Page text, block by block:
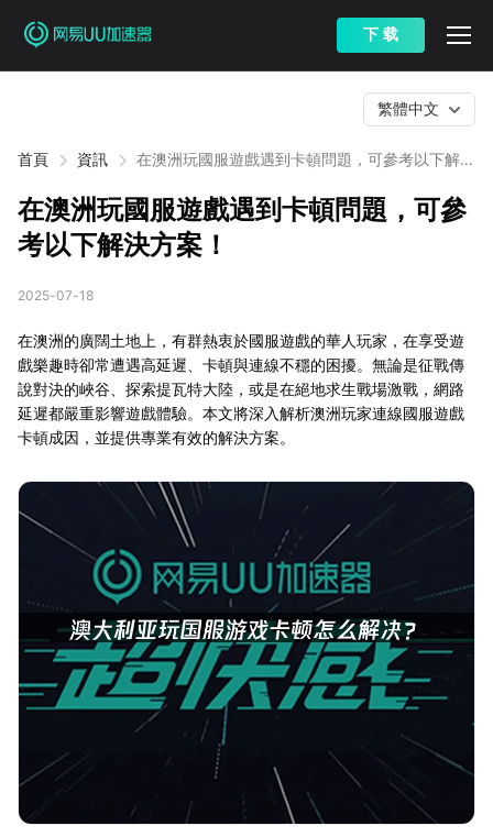
下 载
首頁 資訊
在澳洲玩國服遊戲遇到卡頓問題，可參考以下解決
繁體中文
在澳洲玩國服遊戲遇到卡頓問題，可參
考以下解決方案！
2025-07-18
在澳洲的廣闊土地上，有群熱衷於國服遊戲的華人玩家，在享受遊
戲樂趣時卻常遭遇高延遲、卡頓與連線不穩的困擾。無論是征戰傳
說對決的峽谷、探索提瓦特大陸，或是在絕地求生戰場激戰，網路
延遲都嚴重影響遊戲體驗。本文將深入解析澳洲玩家連線國服遊戲
卡頓成因，並提供專業有效的解決方案。